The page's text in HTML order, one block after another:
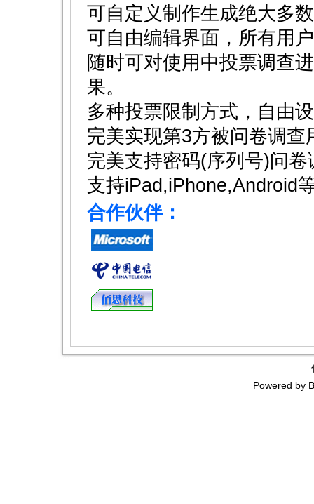
可自定义制作生成绝大多
可自由编辑界面，所有用
随时可对使用中投票调查
果。
多种投票限制方式，自由
完美实现第3方被问卷调查
完美支持密码(序列号)问卷
支持iPad,iPhone,Android
合作伙伴：
Powered by